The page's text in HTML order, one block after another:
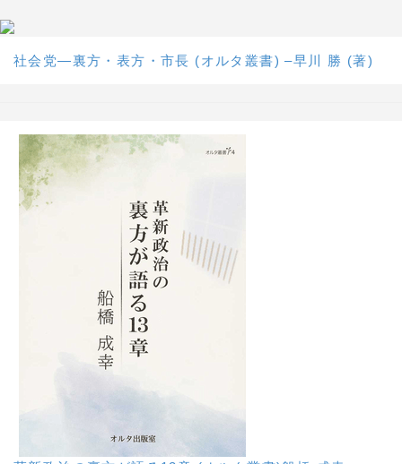
社会党―裏方・表方・市長 (オルタ叢書) –早川 勝 (著)